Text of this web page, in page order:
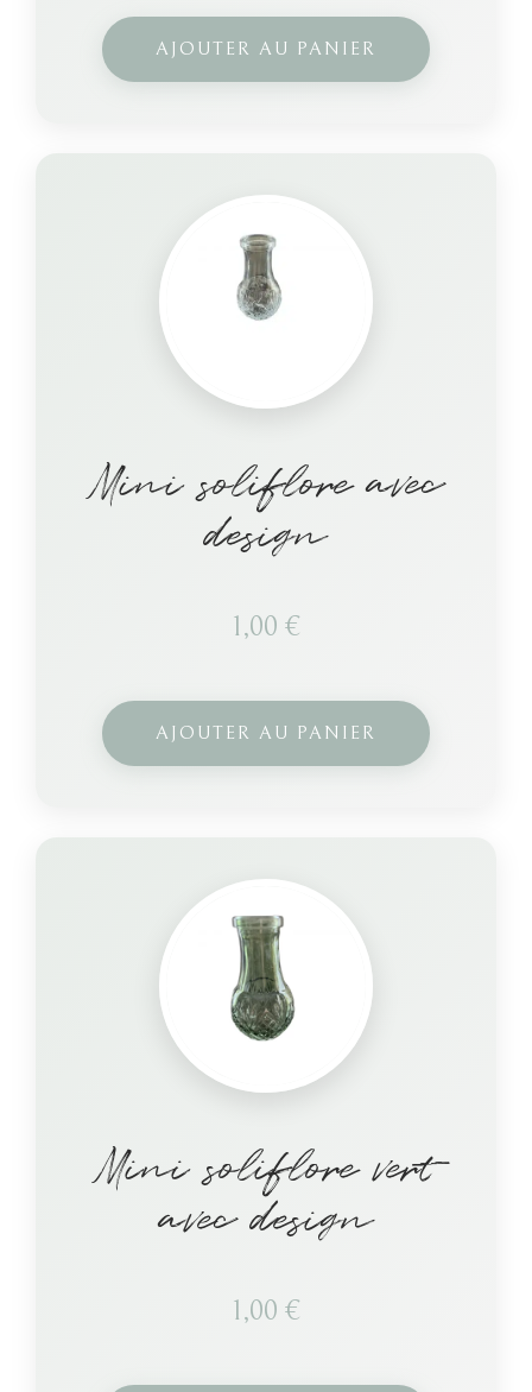
AJOUTER AU PANIER
Mini soliflore avec
design
1,00 €
AJOUTER AU PANIER
Mini soliflore vert
avec design
1,00 €